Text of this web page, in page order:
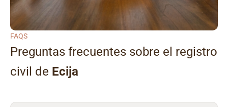
FAQS
Preguntas frecuentes sobre el registro
civil de Ecija